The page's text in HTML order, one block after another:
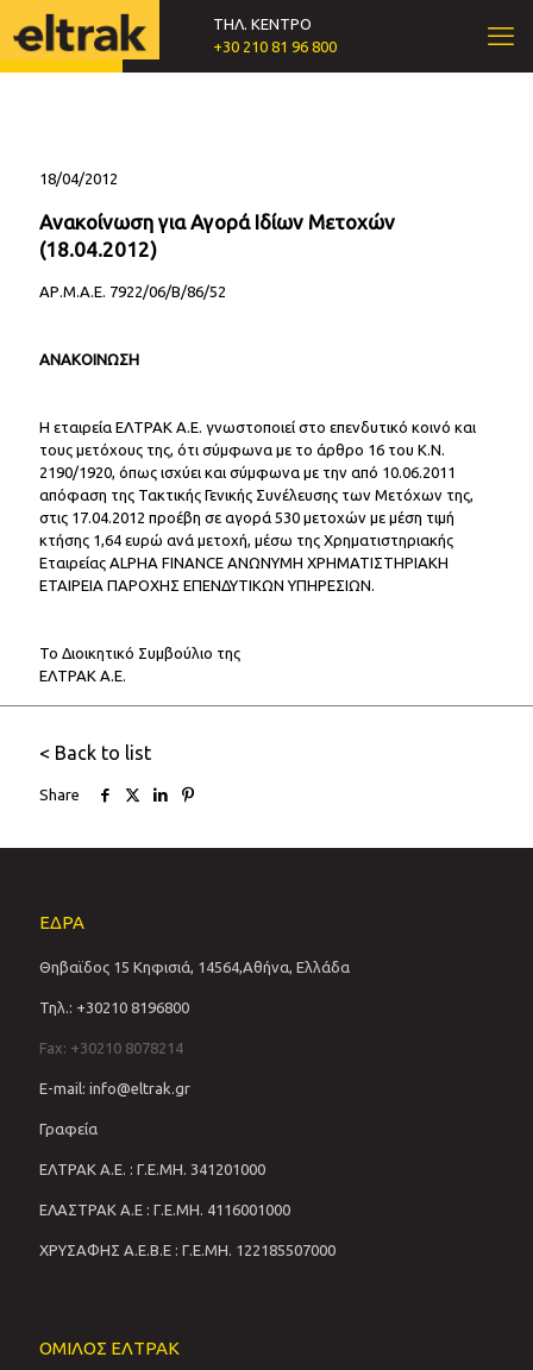
ΤΗΛ. ΚΕΝΤΡΟ
+30 210 81 96 800
18/04/2012
Ανακοίνωση για Αγορά Ιδίων Μετοχών
(18.04.2012)
ΑΡ.Μ.Α.Ε. 7922/06/Β/86/52
ΑΝΑΚΟΙΝΩΣΗ
Η εταιρεία ΕΛΤΡΑΚ Α.Ε. γνωστοποιεί στο επενδυτικό κοινό και
τους μετόχους της, ότι σύμφωνα με το άρθρο 16 του Κ.Ν.
2190/1920, όπως ισχύει και σύμφωνα με την από 10.06.2011
απόφαση της Τακτικής Γενικής Συνέλευσης των Μετόχων της,
στις 17.04.2012 προέβη σε αγορά 530 μετοχών με μέση τιμή
κτήσης 1,64 ευρώ ανά μετοχή, μέσω της Χρηματιστηριακής
Εταιρείας ALPHA FINANCE ΑΝΩΝΥΜΗ ΧΡΗΜΑΤΙΣΤΗΡΙΑΚΗ
ΕΤΑΙΡΕΙΑ ΠΑΡΟΧΗΣ ΕΠΕΝΔΥΤΙΚΩΝ ΥΠΗΡΕΣΙΩΝ.
Το Διοικητικό Συμβούλιο της
ΕΛΤΡΑΚ Α.Ε.
< Back to list
Share
ΕΔΡΑ
Θηβαϊδος 15 Κηφισιά, 14564,Αθήνα, Ελλάδα
Τηλ.: +30210 8196800
Fax: +30210 8078214
E-mail: info@eltrak.gr
Γραφεία
ΕΛΤΡΑΚ Α.Ε. : Γ.Ε.ΜΗ. 341201000
ΕΛΑΣΤΡΑΚ Α.Ε : Γ.Ε.ΜΗ. 4116001000
ΧΡΥΣΑΦΗΣ Α.Ε.Β.Ε : Γ.Ε.ΜΗ. 122185507000
ΟΜΙΛΟΣ ΕΛΤΡΑΚ